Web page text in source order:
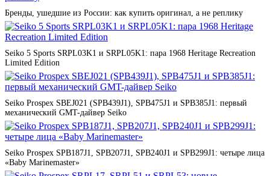
Бренды, ушедшие из России: как купить оригинал, а не реплику
Seiko 5 Sports SRPL03K1 и SRPL05K1: пара 1968 Heritage Recreation
Limited Edition
Seiko Prospex SBEJ021 (SPB439J1), SPB475J1 и SPB385J1: первый
механический GMT-дайвер Seiko
Seiko Prospex SPB187J1, SPB207J1, SPB240J1 и SPB299J1: четыре лица
«Baby Marinemaster»